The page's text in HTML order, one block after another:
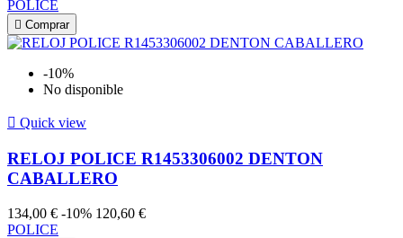
POLICE
 Comprar
-10%
No disponible
 Quick view
RELOJ POLICE R1453306002 DENTON
CABALLERO
134,00 € -10% 120,60 €
POLICE